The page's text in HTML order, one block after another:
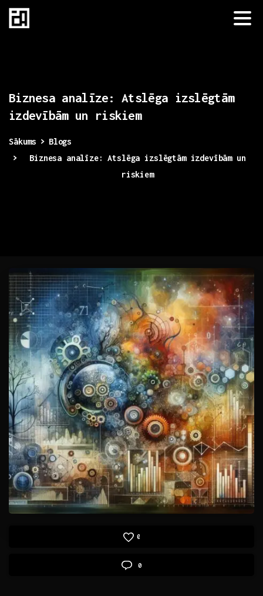
Biznesa analīze: Atslēga izslēgtām
izdevībām un riskiem
Sākums
Blogs
Biznesa analīze: Atslēga izslēgtām izdevībām un
riskiem
0
0